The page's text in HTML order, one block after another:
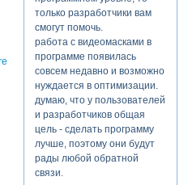
что-то
неправильно
сделать.
в том проекте,
который вы
прислали,
стоит маска с
разрешением
1280*720 и 30
fps, а футаж
цветной с
разрешением
1920*1080 и 25
только разработчики вам
смогут помочь.
работа с видеомасками в
программе появилась
совсем недавно и возможно
нуждается в оптимизации.
думаю, что у пользователей
и разработчиков общая
цель - сделать программу
лучше, поэтому они будут
рады любой обратной
связи.